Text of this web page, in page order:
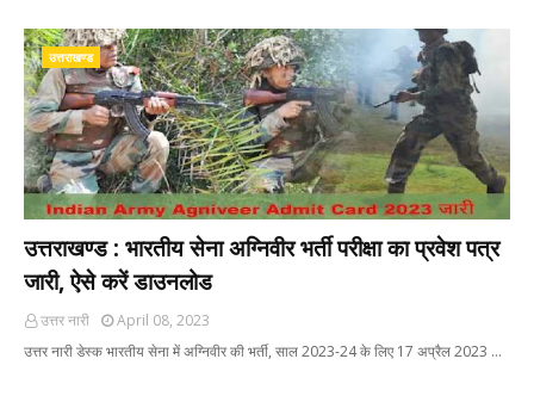
उत्तराखण्ड
उत्तराखण्ड : भारतीय सेना अग्निवीर भर्ती परीक्षा का प्रवेश पत्र
जारी, ऐसे करें डाउनलोड
उत्तर नारी
April 08, 2023
उत्तर नारी डेस्क भारतीय सेना में अग्निवीर की भर्ती, साल 2023-24 के लिए 17 अप्रैल 2023 …